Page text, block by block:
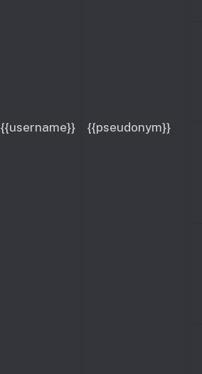
{{username}} {{pseudonym}}